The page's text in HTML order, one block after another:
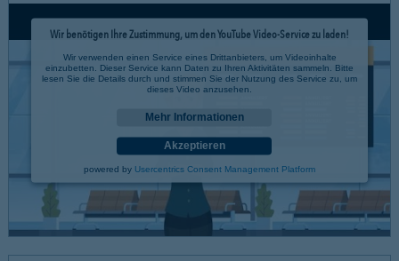
Wir benötigen Ihre Zustimmung, um den YouTube Video-Service zu laden!
Wir verwenden einen Service eines Drittanbieters, um Videoinhalte
einzubetten. Dieser Service kann Daten zu Ihren Aktivitäten sammeln. Bitte
lesen Sie die Details durch und stimmen Sie der Nutzung des Service zu, um
dieses Video anzusehen.
Mehr Informationen
Akzeptieren
powered by Usercentrics Consent Management Platform